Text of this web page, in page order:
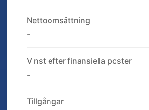
Nettoomsättning
-
Vinst efter finansiella poster
-
Tillgångar